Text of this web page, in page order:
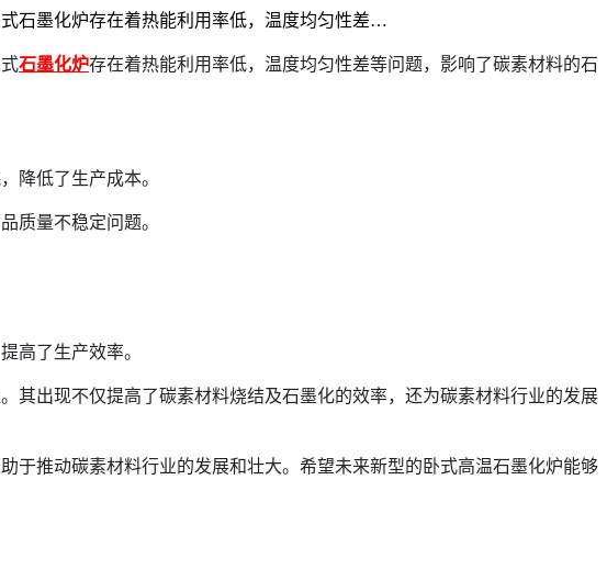
石墨化炉存在着热能利用率低，温度均匀性差…
石墨化炉存在着热能利用率低，温度均匀性差等问题，影响了碳素材料的石
降低了生产成本。
质量不稳定问题。
高了生产效率。
其出现不仅提高了碳素材料烧结及石墨化的效率，还为碳素材料行业的发展
于推动碳素材料行业的发展和壮大。希望未来新型的卧式高温石墨化炉能够